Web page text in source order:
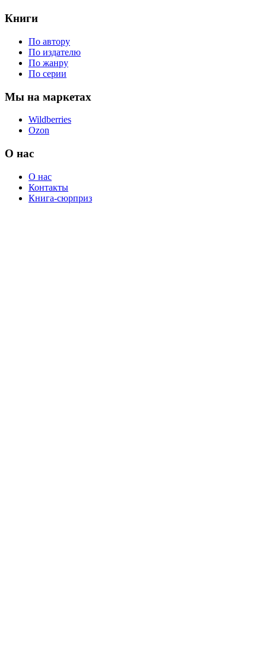
Книги
По автору
По издателю
По жанру
По серии
Мы на маркетах
Wildberries
Ozon
О нас
О нас
Контакты
Книга-сюрприз